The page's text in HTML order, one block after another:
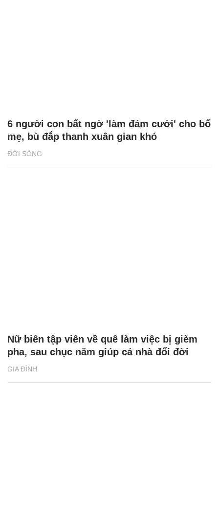
ĐỜI SỐNG
6 người con bất ngờ 'làm đám cưới' cho bố
mẹ, bù đắp thanh xuân gian khó
GIA ĐÌNH
Nữ biên tập viên về quê làm việc bị gièm
pha, sau chục năm giúp cả nhà đổi đời